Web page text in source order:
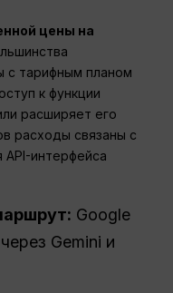
цены на
с тарифным планом
к функции
расширяет его
расходы связаны с
API-интерфейса
Google
Gemini и